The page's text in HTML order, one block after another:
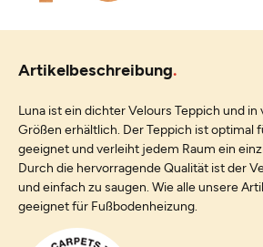
Artikelbeschreibung
Luna ist ein dichter Velours Teppich und in
Größen erhältlich. Der Teppich ist optimal
geeignet und verleiht jedem Raum ein
Durch die hervorragende Qualität ist der
und einfach zu saugen. Wie alle unsere
geeignet für Fußbodenheizung.